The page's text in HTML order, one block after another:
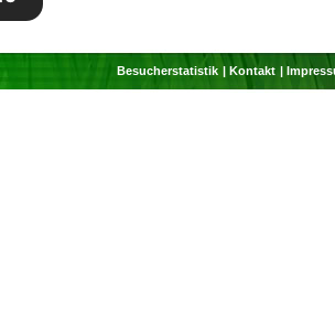
Besucherstatistik Kontakt